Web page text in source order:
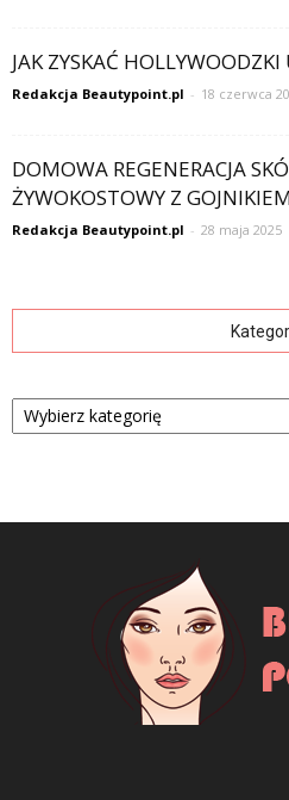
JAK ZYSKAĆ HOLLYWOODZKI
Redakcja Beautypoint.pl - 18 czerwca
DOMOWA REGENERACJA
ŻYWOKOSTOWY Z
Redakcja Beautypoint.pl - 28 maja 2025
Kategorie